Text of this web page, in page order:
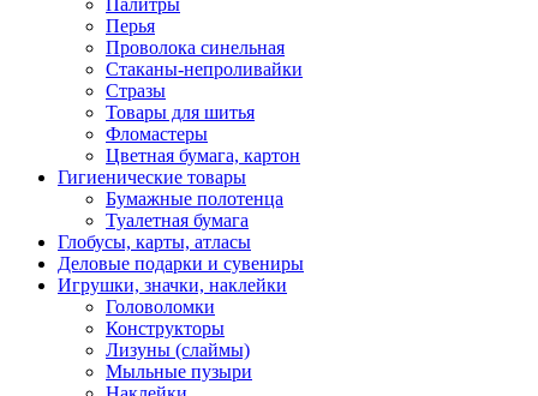
Палитры
Перья
Проволока синельная
Стаканы-непроливайки
Стразы
Товары для шитья
Фломастеры
Цветная бумага, картон
Гигиенические товары
Бумажные полотенца
Туалетная бумага
Глобусы, карты, атласы
Деловые подарки и сувениры
Игрушки, значки, наклейки
Головоломки
Конструкторы
Лизуны (слаймы)
Мыльные пузыри